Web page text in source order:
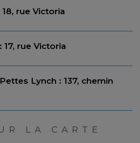
rue Victoria
17, rue Victoria
Lynch : 137, chemin
LA CARTE